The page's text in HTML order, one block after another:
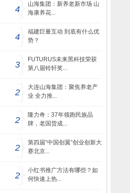
4
山海集团：新养老新市场 山
海康养花...
4
福建巨量互动 到底有什么优
势？
3
FUTURUS未来黑科技荣获
第八届铃轩奖...
2
大连山海集团：聚焦养老产
业 全力推...
2
隆力奇：37年领跑民族品
牌，老国货成...
2
第四届“中国创翼”创业创新大
赛北京...
2
小红书推广方法有哪些？如
何快速上热...